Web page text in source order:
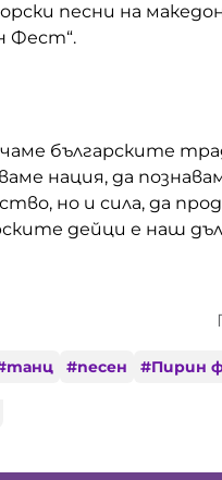
песни на
Фест“.
българските
нация, да
но и сила, да
дейци е наш
танц #песен #Пирин